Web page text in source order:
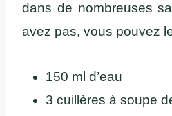
dans de nombreuses
avez pas, vous pouvez
150 ml d’eau
3 cuillères à soupe